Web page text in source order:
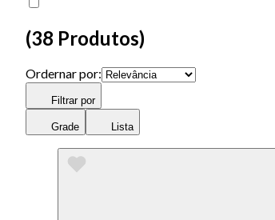
(38 Produtos)
Ordernar por:
Filtrar por
Grade Lista